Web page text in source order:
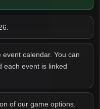
calendar. You can
each event is linked
of our game options.